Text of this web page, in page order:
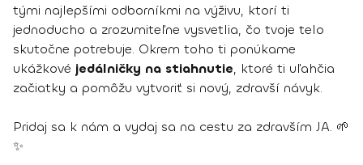
tými najlepšími odborníkmi na výživu, ktorí ti
jednoducho a zrozumiteľne vysvetlia, čo tvoje telo
skutočne potrebuje. Okrem toho ti ponúkame
ukážkové jedálničky na stiahnutie, ktoré ti uľahčia
začiatky a pomôžu vytvoriť si nový, zdravší návyk.
Pridaj sa k nám a vydaj sa na cestu za zdravším JA. 🌱
✨